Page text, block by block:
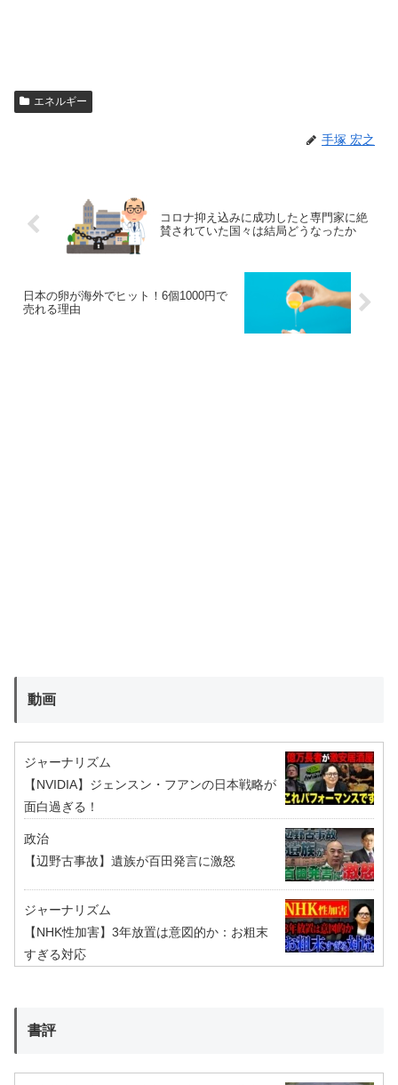
エネルギー
手塚 宏之
コロナ抑え込みに成功したと専門家に絶
賛されていた国々は結局どうなったか
日本の卵が海外でヒット！6個1000円で
売れる理由
動画
ジャーナリズム
【NVIDIA】ジェンスン・フアンの日本戦略が
面白過ぎる！
政治
【辺野古事故】遺族が百田発言に激怒
ジャーナリズム
【NHK性加害】3年放置は意図的か：お粗末
すぎる対応
書評